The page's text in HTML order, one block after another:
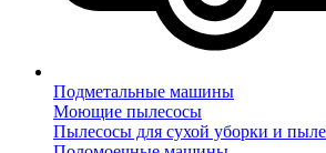
Подметальные машины
Моющие пылесосы
Пылесосы для сухой уборки и